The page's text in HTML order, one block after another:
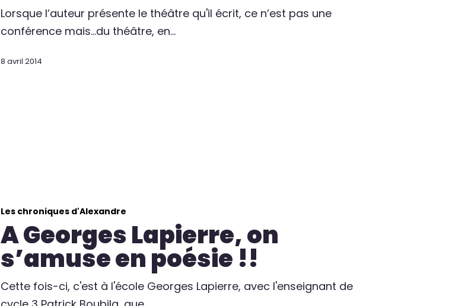
Lorsque l’auteur présente le théâtre qu'il écrit, ce n’est pas une
conférence mais…du théâtre, en…
8 avril 2014
Les chroniques d'Alexandre
A Georges Lapierre, on
s’amuse en poésie !!
Cette fois-ci, c'est à l'école Georges Lapierre, avec l'enseignant de